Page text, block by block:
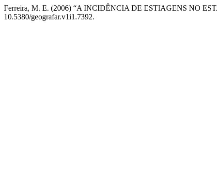
Ferreira, M. E. (2006) “A INCIDÊNCIA DE ESTIAGENS NO
10.5380/geografar.v1i1.7392.